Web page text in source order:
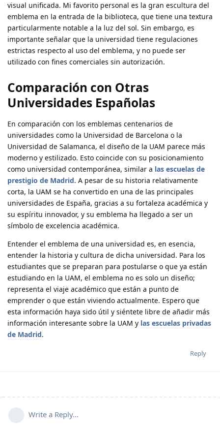
visual unificada. Mi favorito personal es la gran escultura del
emblema en la entrada de la biblioteca, que tiene una textura
particularmente notable a la luz del sol. Sin embargo, es
importante señalar que la universidad tiene regulaciones
estrictas respecto al uso del emblema, y no puede ser
utilizado con fines comerciales sin autorización.
Comparación con Otras
Universidades Españolas
En comparación con los emblemas centenarios de
universidades como la Universidad de Barcelona o la
Universidad de Salamanca, el diseño de la UAM parece más
moderno y estilizado. Esto coincide con su posicionamiento
como universidad contemporánea, similar a las escuelas de
prestigio de Madrid. A pesar de su historia relativamente
corta, la UAM se ha convertido en una de las principales
universidades de España, gracias a su fortaleza académica y
su espíritu innovador, y su emblema ha llegado a ser un
símbolo de excelencia académica.
Entender el emblema de una universidad es, en esencia,
entender la historia y cultura de dicha universidad. Para los
estudiantes que se preparan para postularse o que ya están
estudiando en la UAM, el emblema no es solo un diseño;
representa el viaje académico que están a punto de
emprender o que están viviendo actualmente. Espero que
esta información haya sido útil y siéntete libre de añadir más
información interesante sobre la UAM y las escuelas privadas
de Madrid.
Reply
Write a Reply...